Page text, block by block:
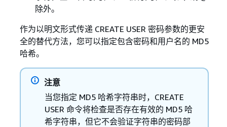
除外。
作为以明文形式传递 CREATE USER 密码参数的更安
全的替代方法，您可以指定包含密码和用户名的 MD5
哈希。
注意
当您指定 MD5 哈希字符串时，CREATE
USER 命令将检查是否存在有效的 MD5 哈
希字符串，但它不会验证字符串的密码部